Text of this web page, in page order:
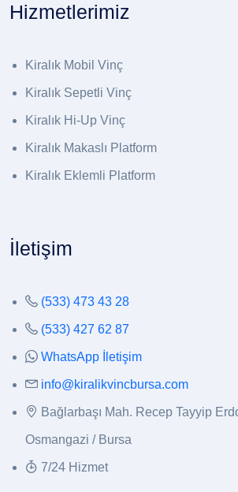
Hizmetlerimiz
Kiralık Mobil Vinç
Kiralık Sepetli Vinç
Kiralık Hi-Up Vinç
Kiralık Makaslı Platform
Kiralık Eklemli Platform
İletişim
(533) 473 43 28
(533) 427 62 87
WhatsApp İletişim
info@kiralikvincbursa.com
Bağlarbaşı Mah. Recep Tayyip
Osmangazi / Bursa
7/24 Hizmet